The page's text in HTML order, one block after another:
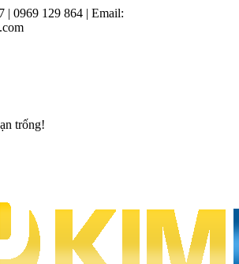
| 0969 129 864 | Email:
trống!